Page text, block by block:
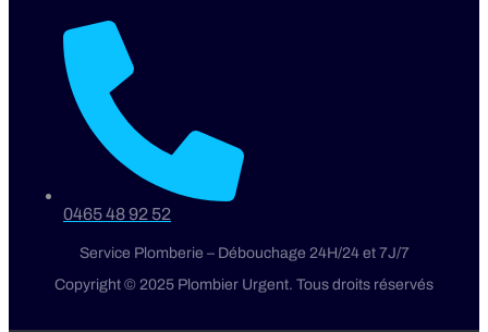
0465 48 92 52
Service Plomberie – Débouchage 24H/24 et 7J/7
Copyright © 2025 Plombier Urgent. Tous droits réservés